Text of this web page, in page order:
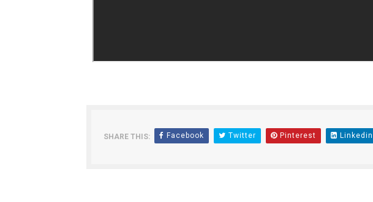
SHARE THIS: Facebook Twitter Pinterest Linkedin